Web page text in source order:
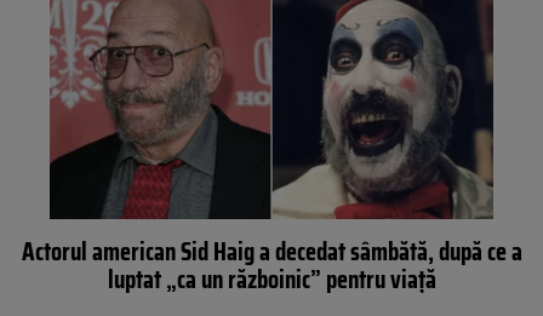
Actorul american Sid Haig a decedat sâmbătă, după ce a
luptat „ca un războinic” pentru viață